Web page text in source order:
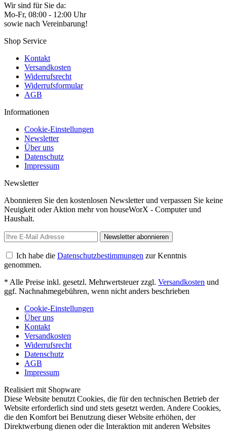
Wir sind für Sie da:
Mo-Fr, 08:00 - 12:00 Uhr
sowie nach Vereinbarung!
Shop Service
Kontakt
Versandkosten
Widerrufsrecht
Widerrufsformular
AGB
Informationen
Cookie-Einstellungen
Newsletter
Über uns
Datenschutz
Impressum
Newsletter
Abonnieren Sie den kostenlosen Newsletter und verpassen Sie keine
Neuigkeit oder Aktion mehr von houseWorX - Computer und
Haushalt.
Newsletter abonnieren
Ich habe die Datenschutzbestimmungen zur Kenntnis
genommen.
* Alle Preise inkl. gesetzl. Mehrwertsteuer zzgl. Versandkosten und
ggf. Nachnahmegebühren, wenn nicht anders beschrieben
Cookie-Einstellungen
Über uns
Kontakt
Versandkosten
Widerrufsrecht
Datenschutz
AGB
Impressum
Realisiert mit Shopware
Diese Website benutzt Cookies, die für den technischen Betrieb der
Website erforderlich sind und stets gesetzt werden. Andere Cookies,
die den Komfort bei Benutzung dieser Website erhöhen, der
Direktwerbung dienen oder die Interaktion mit anderen Websites